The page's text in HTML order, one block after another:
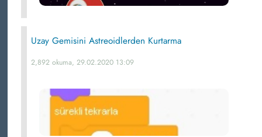
Uzay Gemisini Astreoidlerden Kurtarma
2,892 okuma, 29.02.2020 13:09